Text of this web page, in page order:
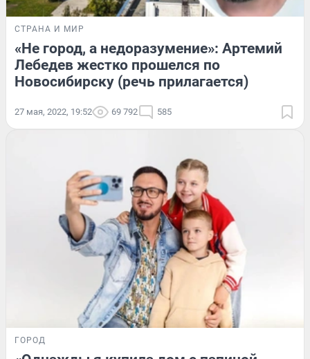
СТРАНА И МИР
«Не город, а недоразумение»: Артемий
Лебедев жестко прошелся по
Новосибирску (речь прилагается)
27 мая, 2022, 19:52 69 792 585
ГОРОД